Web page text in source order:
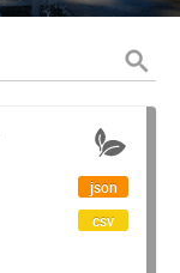
json
csv